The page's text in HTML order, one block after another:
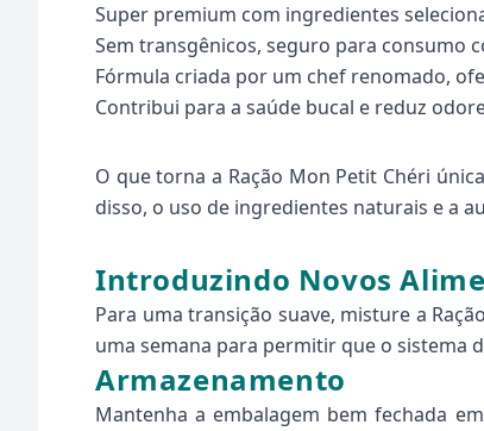
Super premium com ingredientes
Sem transgênicos, seguro para consumo
Fórmula criada por um chef renomado,
Contribui para a saúde bucal e reduz
O que torna a Ração Mon Petit Chéri
disso, o uso de ingredientes naturais e a
Introduzindo Novos
Para uma transição suave, misture a
uma semana para permitir que o sistema
Armazenamento
Mantenha a embalagem bem fechada